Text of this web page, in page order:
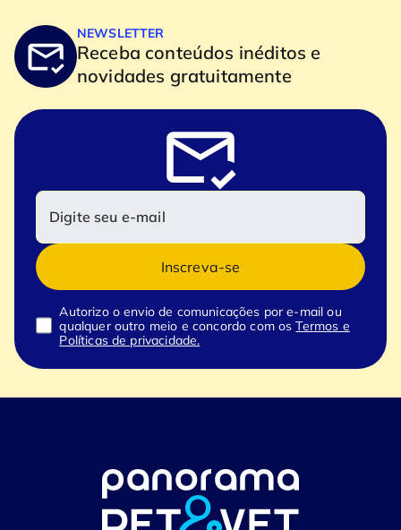
NEWSLETTER
Receba conteúdos inéditos e
novidades gratuitamente
Inscreva-se
Autorizo o envio de comunicações por e-mail ou
qualquer outro meio e concordo com osTermos e
Políticas de privacidade.